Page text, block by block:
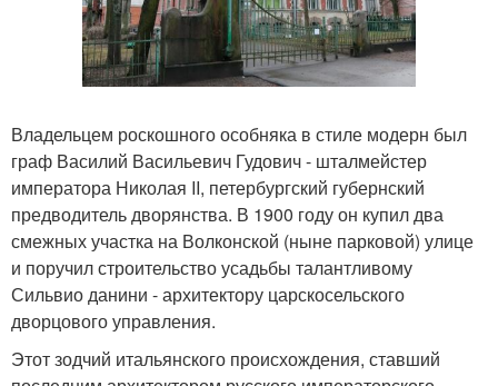
Владельцем роскошного особняка в стиле модерн был
граф Василий Васильевич Гудович - шталмейстер
императора Николая II, петербургский губернский
предводитель дворянства. В 1900 году он купил два
смежных участка на Волконской (ныне парковой) улице
и поручил строительство усадьбы талантливому
Сильвио данини - архитектору царскосельского
дворцового управления.
Этот зодчий итальянского происхождения, ставший